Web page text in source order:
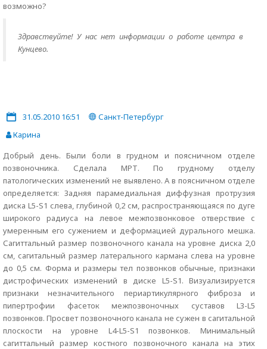
возможно?
Здравствуйте! У нас нет информации о работе центра в
Кунцево.
31.05.2010 16:51
Санкт-Петербург
Карина
Добрый день. Были боли в грудном и поясничном отделе
позвоночника. Сделала МРТ. По грудному отделу
патологических изменений не выявлено. А в поясничном отделе
определяется: Задняя парамедиальная диффузная протрузия
диска L5-S1 слева, глубиной 0,2 см, распространяющаяся по дуге
широкого радиуса на левое межпозвонковое отверствие с
умеренным его сужением и деформацией дурального мешка.
Сагиттальный размер позвоночного канала на уровне диска 2,0
см, сагитальный размер латерального кармана слева на уровне
до 0,5 см. Форма и размеры тел позвонков обычные, признаки
дистрофических изменений в диске L5-S1. Визуализируется
признаки незначительного периартикулярного фиброза и
пипертрофии фасеток межпозвоночных суставов L3-L5
позвонков. Просвет позвоночного канала не сужен в сагитальной
плоскости на уровне L4-L5-S1 позвонков. Минимальный
сагиттальный размер костного позвоночного канала на этих